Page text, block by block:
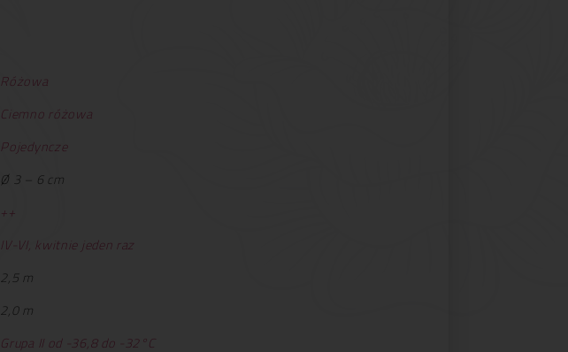
Różowa
Ciemno różowa
Pojedyncze
Ø 3 – 6 cm
++
IV-VI, kwitnie jeden raz
2,5 m
2,0 m
Grupa II od -36,8 do -32°C